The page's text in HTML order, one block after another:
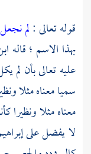
قوله تعالى :لم
بهذا الاسم ؛ قاله
عليه تعالى بأن لم
سميا معناه مثلا
معناه مثلا ونظيرا
لا يفضل على